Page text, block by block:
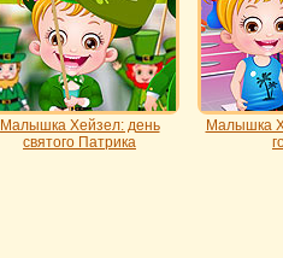
Малышка Хейзел: день
святого Патрика
Малышка